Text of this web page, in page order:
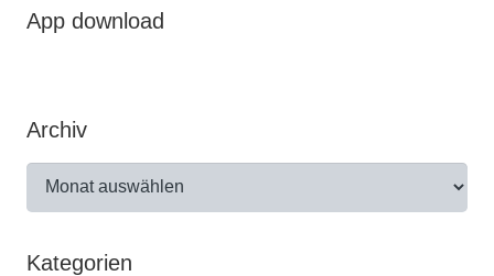
App download
Archiv
Kategorien